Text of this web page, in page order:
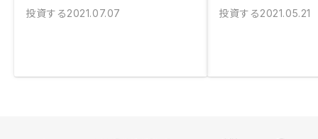
投資する2021.07.07
投資する2021.05.21